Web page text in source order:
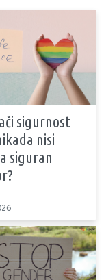
sigurnost
nisi
siguran